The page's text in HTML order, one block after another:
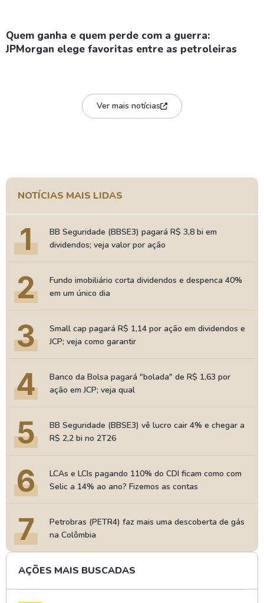
Quem ganha e quem perde com a guerra:
JPMorgan elege favoritas entre as petroleiras
Ver mais notícias
NOTÍCIAS MAIS LIDAS
1
BB Seguridade (BBSE3) pagará R$ 3,8 bi em
dividendos; veja valor por ação
2
Fundo imobiliário corta dividendos e despenca 40%
em um único dia
3
Small cap pagará R$ 1,14 por ação em dividendos e
JCP; veja como garantir
4
Banco da Bolsa pagará "bolada" de R$ 1,63 por
ação em JCP; veja qual
5
BB Seguridade (BBSE3) vê lucro cair 4% e chegar a
R$ 2,2 bi no 2T26
6
LCAs e LCIs pagando 110% do CDI ficam como com
Selic a 14% ao ano? Fizemos as contas
7
Petrobras (PETR4) faz mais uma descoberta de gás
na Colômbia
AÇÕES MAIS BUSCADAS